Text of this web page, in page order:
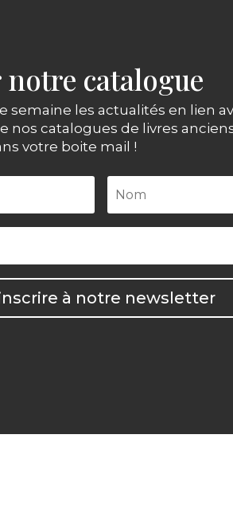
notre catalogue
semaine les actualités en lien
nos catalogues de livres
votre boite mail !
à notre newsletter